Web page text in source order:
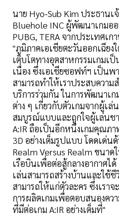
นาย Hyo-Sub Kim ประธาน
Bluehole INC ผู้พัฒนาเกมอ
PUBG, TERA จากประเทศเก
"ภูมิภาคเอเชียตะวันออกเฉีย
เติบโตทางอุตสาหกรรมเกมเ
เนื่อง ซึ่งเอเชียซอฟท์ฯ เป็นพ
สามารถทำให้เราประสบความ
บริการร่วมกัน ในการพัฒนาเ
ต่าง ๆ เกี่ยวกับตัวเกมจากผู้เล่
สมบูรณ์แบบและถูกใจผู้เล่นช
A:IR ถือเป็นอีกหนึ่งเกมคุณภ
3D อย่างเต็มรูปแบบ โดดเด่น
Realm Versus Realm ขนา
เรือบินเพื่อต่อสู้กลางอากาศไ
เล่นสามารถสร้างบ้านและใช้
สามารถให้แก่ตัวละคร ซึ่งเรา
การผลิตเกมเพื่อตอบสนองคว
ที่มีต่อเกม A:IR อย่างเต็มที่"